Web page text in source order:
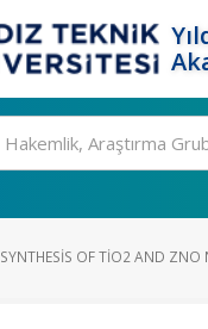
SYNTHESIS OF TIO2 AND ZNO